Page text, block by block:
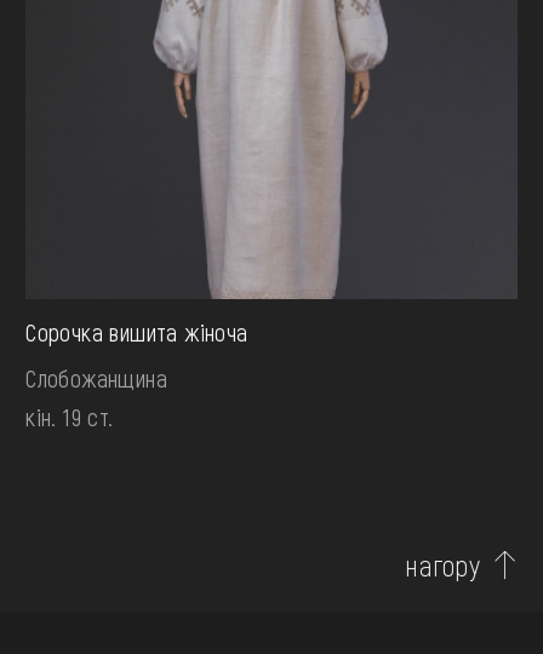
Сорочка вишита жіноча
Слобожанщина
кін. 19 ст.
нагору